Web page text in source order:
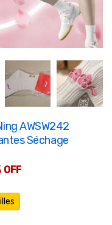
AWSW242
Séchage